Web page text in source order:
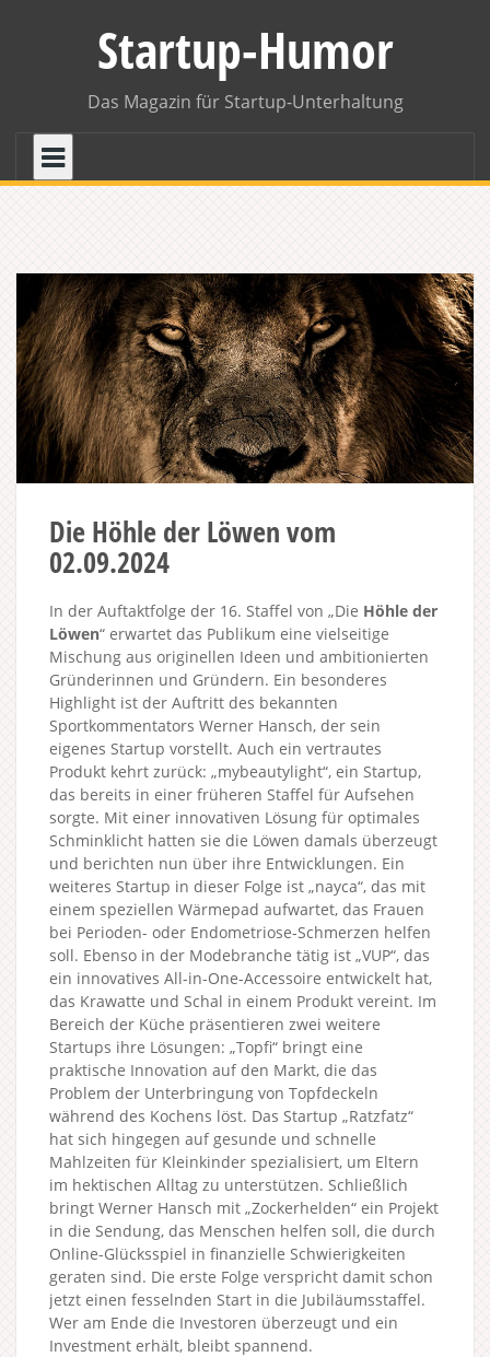
Startup-Humor
Das Magazin für Startup-Unterhaltung
Die Höhle der Löwen vom
02.09.2024
In der Auftaktfolge der 16. Staffel von „Die Höhle der
Löwen“ erwartet das Publikum eine vielseitige
Mischung aus originellen Ideen und ambitionierten
Gründerinnen und Gründern. Ein besonderes
Highlight ist der Auftritt des bekannten
Sportkommentators Werner Hansch, der sein
eigenes Startup vorstellt. Auch ein vertrautes
Produkt kehrt zurück: „mybeautylight“, ein Startup,
das bereits in einer früheren Staffel für Aufsehen
sorgte. Mit einer innovativen Lösung für optimales
Schminklicht hatten sie die Löwen damals überzeugt
und berichten nun über ihre Entwicklungen. Ein
weiteres Startup in dieser Folge ist „nayca“, das mit
einem speziellen Wärmepad aufwartet, das Frauen
bei Perioden- oder Endometriose-Schmerzen helfen
soll. Ebenso in der Modebranche tätig ist „VUP“, das
ein innovatives All-in-One-Accessoire entwickelt hat,
das Krawatte und Schal in einem Produkt vereint. Im
Bereich der Küche präsentieren zwei weitere
Startups ihre Lösungen: „Topfi“ bringt eine
praktische Innovation auf den Markt, die das
Problem der Unterbringung von Topfdeckeln
während des Kochens löst. Das Startup „Ratzfatz“
hat sich hingegen auf gesunde und schnelle
Mahlzeiten für Kleinkinder spezialisiert, um Eltern
im hektischen Alltag zu unterstützen. Schließlich
bringt Werner Hansch mit „Zockerhelden“ ein Projekt
in die Sendung, das Menschen helfen soll, die durch
Online-Glücksspiel in finanzielle Schwierigkeiten
geraten sind. Die erste Folge verspricht damit schon
jetzt einen fesselnden Start in die Jubiläumsstaffel.
Wer am Ende die Investoren überzeugt und ein
Investment erhält, bleibt spannend.